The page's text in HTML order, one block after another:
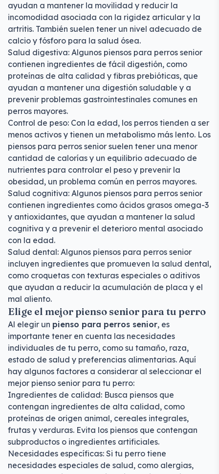
ayudan a mantener la movilidad y reducir la
incomodidad asociada con la rigidez articular y la
artritis. También suelen tener un nivel adecuado de
calcio y fósforo para la salud ósea.
Salud digestiva: Algunos piensos para perros senior
contienen ingredientes de fácil digestión, como
proteínas de alta calidad y fibras prebióticas, que
ayudan a mantener una digestión saludable y a
prevenir problemas gastrointestinales comunes en
perros mayores.
Control de peso: Con la edad, los perros tienden a ser
menos activos y tienen un metabolismo más lento. Los
piensos para perros senior suelen tener una menor
cantidad de calorías y un equilibrio adecuado de
nutrientes para controlar el peso y prevenir la
obesidad, un problema común en perros mayores.
Salud cognitiva: Algunos piensos para perros senior
contienen ingredientes como ácidos grasos omega-3
y antioxidantes, que ayudan a mantener la salud
cognitiva y a prevenir el deterioro mental asociado
con la edad.
Salud dental: Algunos piensos para perros senior
incluyen ingredientes que promueven la salud dental,
como croquetas con texturas especiales o aditivos
que ayudan a reducir la acumulación de placa y el
mal aliento.
Elige el mejor pienso senior para tu perro
Al elegir un pienso para perros senior, es
importante tener en cuenta las necesidades
individuales de tu perro, como su tamaño, raza,
estado de salud y preferencias alimentarias. Aquí
hay algunos factores a considerar al seleccionar el
mejor pienso senior para tu perro:
Ingredientes de calidad: Busca piensos que
contengan ingredientes de alta calidad, como
proteínas de origen animal, cereales integrales,
frutas y verduras. Evita los piensos que contengan
subproductos o ingredientes artificiales.
Necesidades específicas: Si tu perro tiene
necesidades especiales de salud, como alergias,